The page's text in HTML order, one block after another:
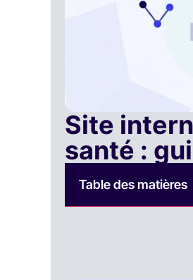
Site
santé :
Table des matières